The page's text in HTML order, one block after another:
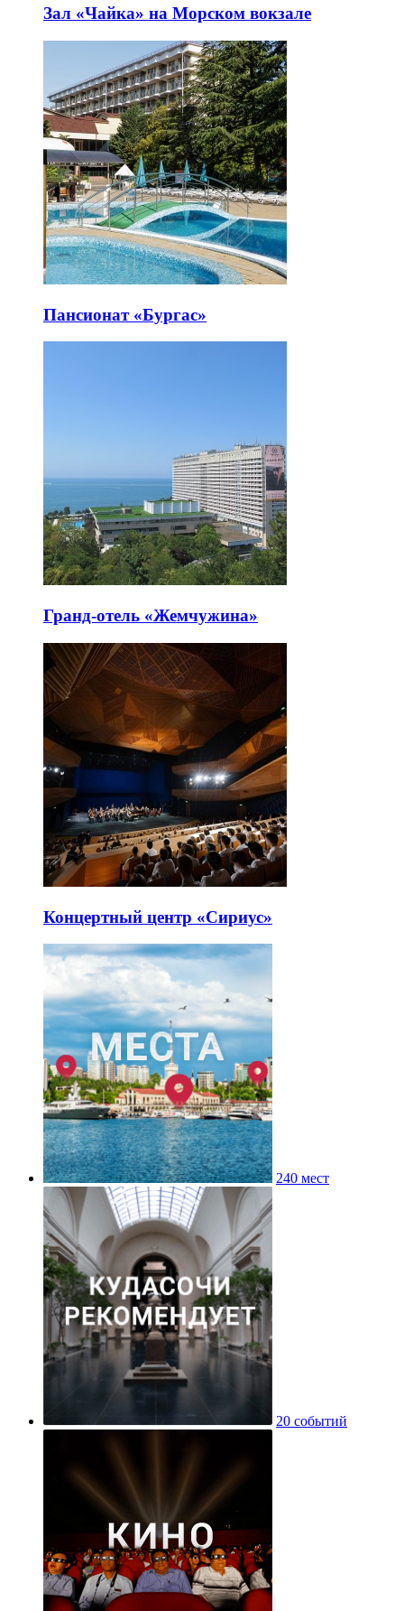
Зал «Чайка» на Морском вокзале
Пансионат «Бургас»
Гранд-отель «Жемчужина»
Концертный центр «Сириус»
240 мест
20 событий